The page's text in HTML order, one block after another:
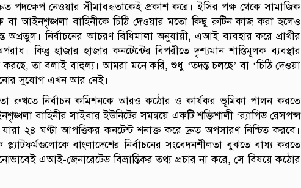
পদক্ষেপ নেওয়ার সীমাবদ্ধতাকেই প্রকাশ করে। ইসির পক্ষ থেকে সামাজিক
বা আইনশৃঙ্খলা বাহিনীকে চিঠি দেওয়ার মতো কিছু রুটিন কাজ করা হলেও
অপ্রতুল। নির্বাচনের আচরণ বিধিমালা অনুযায়ী, এআই ব্যবহার করে প্রার্থীর
কিন্তু হাজার হাজার কনটেন্টের বিপরীতে দৃশ্যমান শাস্তিমূলক ব্যবস্থার
তা বলাই বাহুল্য। আমরা মনে করি, শুধু ‘তদন্ত চলছে’ বা ‘চিঠি দেওয়া
সুযোগ এখন আর নেই।
রুখতে নির্বাচন কমিশনকে আরও কঠোর ও কার্যকর ভূমিকা পালন করতে
বাহিনীর সাইবার ইউনিটের সমন্বয়ে একটি শক্তিশালী ‘র‌্যাপিড রেসপন্স
২৪ ঘণ্টা আপত্তিকর কনটেন্ট শনাক্ত করে দ্রুত অপসারণ নিশ্চিত করবে।
প্ল্যাটফর্মগুলোকে বাংলাদেশের নির্বাচনের সংবেদনশীলতা বুঝতে বাধ্য করতে
এআই-জেনারেটেড বিভ্রান্তিকর তথ্য প্রচার না করে, সে বিষয়ে কঠোর